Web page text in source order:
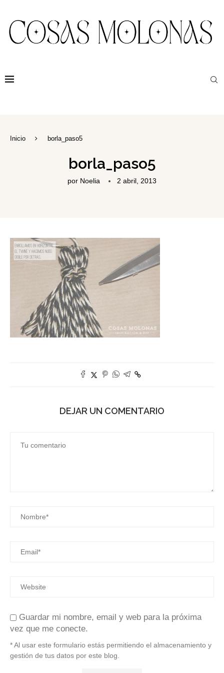
Inicio borla_paso5
borla_paso5
por Noelia 2 abril, 2013
DEJAR UN COMENTARIO
Guardar mi nombre, email y web para la próxima
vez que me conecte.
* Al usar este formulario estás permitiendo el almacenamiento y
gestión de tus datos por este blog.